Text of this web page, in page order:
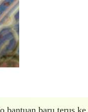
bantuan baru terus